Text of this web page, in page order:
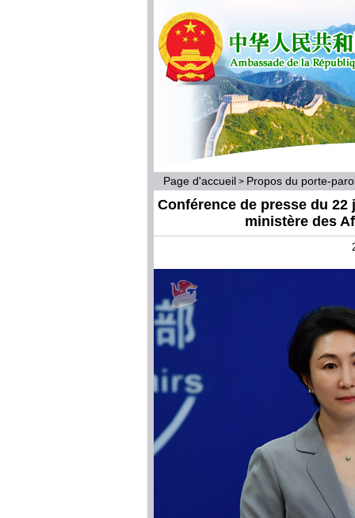
Page d'accueil > Propos du porte-
Conférence de presse du
ministère des